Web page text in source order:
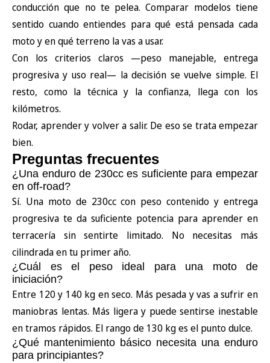
conducción que no te pelea. Comparar modelos tiene
sentido cuando entiendes para qué está pensada cada
moto y en qué terreno la vas a usar.
Con los criterios claros —peso manejable, entrega
progresiva y uso real— la decisión se vuelve simple. El
resto, como la técnica y la confianza, llega con los
kilómetros.
Rodar, aprender y volver a salir. De eso se trata empezar
bien.
Preguntas frecuentes
¿Una enduro de 230cc es suficiente para empezar
en off-road?
Sí. Una moto de 230cc con peso contenido y entrega
progresiva te da suficiente potencia para aprender en
terracería sin sentirte limitado. No necesitas más
cilindrada en tu primer año.
¿Cuál es el peso ideal para una moto de
iniciación?
Entre 120 y 140 kg en seco. Más pesada y vas a sufrir en
maniobras lentas. Más ligera y puede sentirse inestable
en tramos rápidos. El rango de 130 kg es el punto dulce.
¿Qué mantenimiento básico necesita una enduro
para principiantes?